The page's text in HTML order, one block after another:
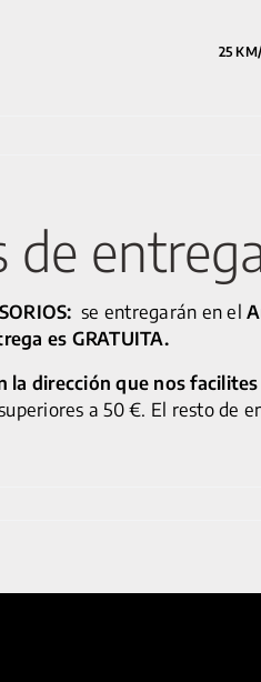
25
de
se entregarán en el
es GRATUITA.
la dirección que nos facilites
a 50 €. El resto de